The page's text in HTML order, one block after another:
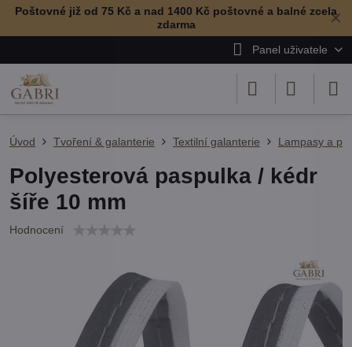
✕
Poštovné již od 75 Kč a nad 1400 Kč poštovné a balné zcela
zdarma
Panel uživatele
Úvod Tvoření & galanterie Textilní galanterie Lampasy a
Polyesterová paspulka / kédr
šíře 10 mm
Hodnocení